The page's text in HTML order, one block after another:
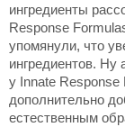
ингредиенты
Response
упомянули, что
ингредиентов. Ну
у Innate Response
дополнительно
естественным